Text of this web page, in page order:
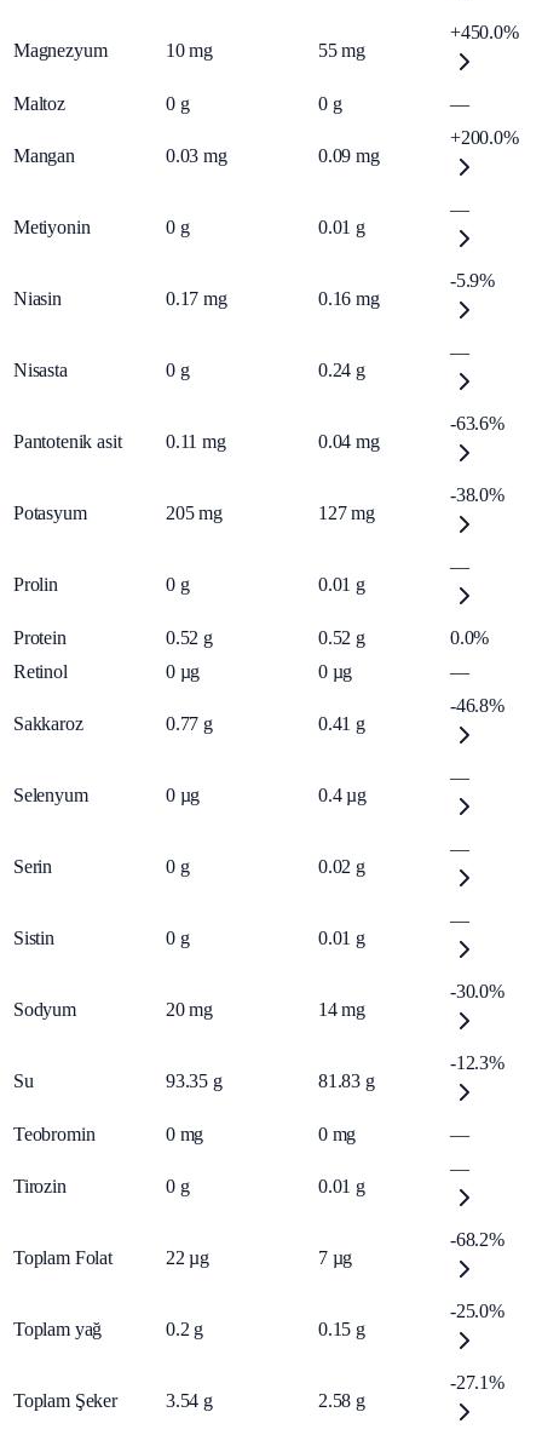
Magnezyum 10 mg 55 mg
+450.0%
Maltoz 0 g 0 g —
Mangan 0.03 mg 0.09 mg
+200.0%
Metiyonin 0 g 0.01 g
—
Niasin 0.17 mg 0.16 mg
-5.9%
Nisasta 0 g 0.24 g
—
Pantotenik asit 0.11 mg 0.04 mg
-63.6%
Potasyum 205 mg 127 mg
-38.0%
Prolin 0 g 0.01 g
—
Protein 0.52 g 0.52 g
0.0%
Retinol
0 µg 0 µg —
Sakkaroz 0.77 g 0.41 g
-46.8%
Selenyum 0 µg 0.4 µg
—
Serin 0 g 0.02 g
—
Sistin 0 g 0.01 g
—
Sodyum 20 mg 14 mg
-30.0%
Su 93.35 g 81.83 g
-12.3%
Teobromin 0 mg 0 mg —
Tirozin 0 g 0.01 g
—
Toplam Folat 22 µg 7 µg
-68.2%
Toplam yağ 0.2 g 0.15 g
-25.0%
Toplam Şeker 3.54 g 2.58 g
-27.1%